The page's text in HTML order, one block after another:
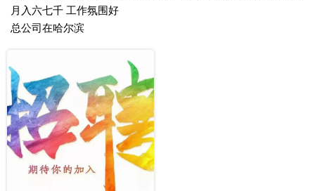
月入六七千 工作氛围好
总公司在哈尔滨